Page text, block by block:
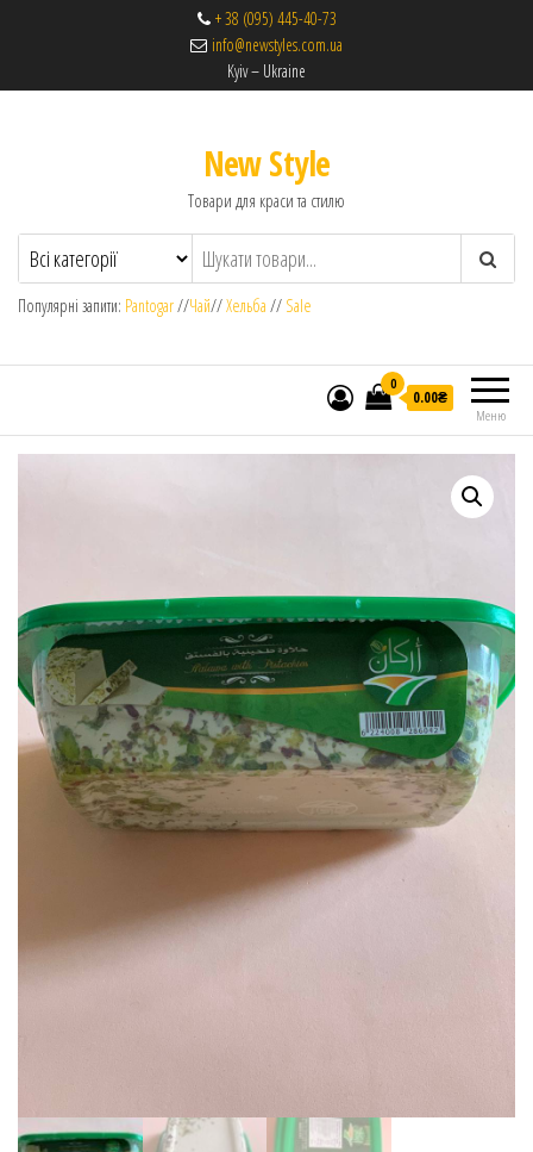
+ 38 (095) 445-40-73
info@newstyles.com.ua
Kyiv – Ukraine
New Style
Товари для краси та стилю
Популярні запити: Pantogar//Чай//Хельба // Sale
Меню
0
0.00₴